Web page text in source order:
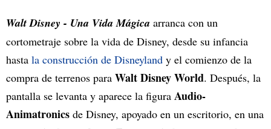
Walt Disney - Una Vida Mágica arranca con un
cortometraje sobre la vida de Disney, desde su infancia
hasta la construcción de Disneyland y el comienzo de la
compra de terrenos para Walt Disney World. Después, la
pantalla se levanta y aparece la figura Audio-
Animatronics de Disney, apoyado en un escritorio, en una